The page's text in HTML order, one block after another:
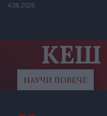
4.08.2026
КЕШ
НАУЧИ ПОВЕЧЕ